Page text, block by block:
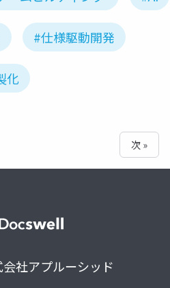
#仕様駆動開発
化
次 »
社アプルーシッド